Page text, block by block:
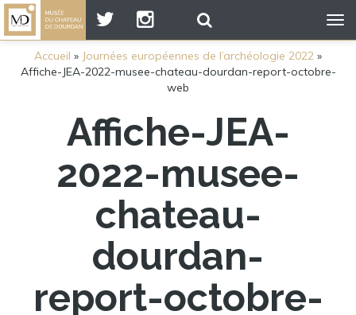
Accueil » Journées européennes de l’archéologie 2022 »
Affiche-JEA-2022-musee-chateau-dourdan-report-octobre-
web
Affiche-JEA-
2022-musee-
chateau-
dourdan-
report-octobre-